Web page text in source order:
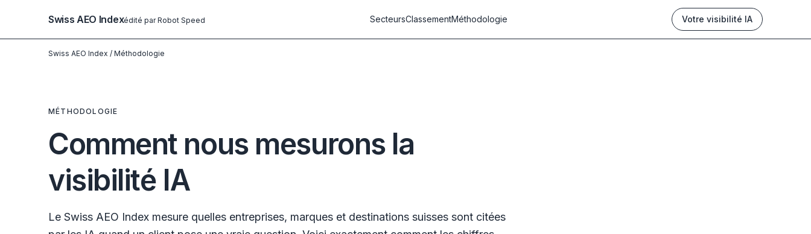
Swiss AEO Indexédité par Robot Speed SecteursClassementMéthodologie Votre visibilité IA
Swiss AEO Index / Méthodologie
MÉTHODOLOGIE
Comment nous mesurons la
visibilité IA
Le Swiss AEO Index mesure quelles entreprises, marques et destinations suisses sont citées